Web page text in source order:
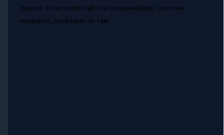
дороге. Если хотите уйти в соседний ряд, система
проверит, свободно ли там.